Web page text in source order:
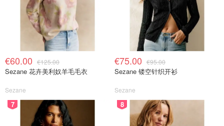
€60.00 €125.00
Sezane 花卉美利奴羊毛毛衣
Sezane
€75.00 €95.00
Sezane 镂空针织开衫
Sezane
7 8